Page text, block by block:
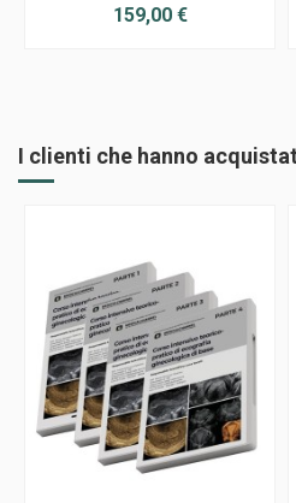
159,00 €
I clienti che hanno